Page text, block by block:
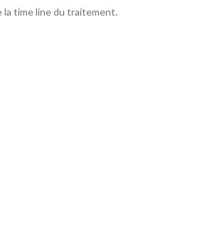
la time line du traitement.